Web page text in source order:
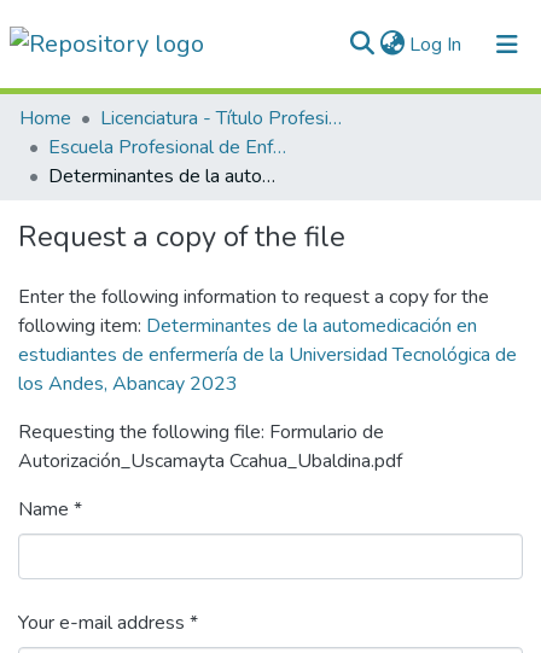
Log In (current)
Communities & Collections
All of DSpace
Normativas
Home
Licenciatura - Título Profesional
Escuela Profesional de Enfermería
Determinantes de la automedicación en estudiantes de enfermería de la Universidad Tecnológica de los Andes, Abancay 2023
Request a copy of the file
Enter the following information to request a copy for the
following item: Determinantes de la automedicación en
estudiantes de enfermería de la Universidad Tecnológica de
los Andes, Abancay 2023
Requesting the following file: Formulario de
Autorización_Uscamayta Ccahua_Ubaldina.pdf
Name *
Your e-mail address *